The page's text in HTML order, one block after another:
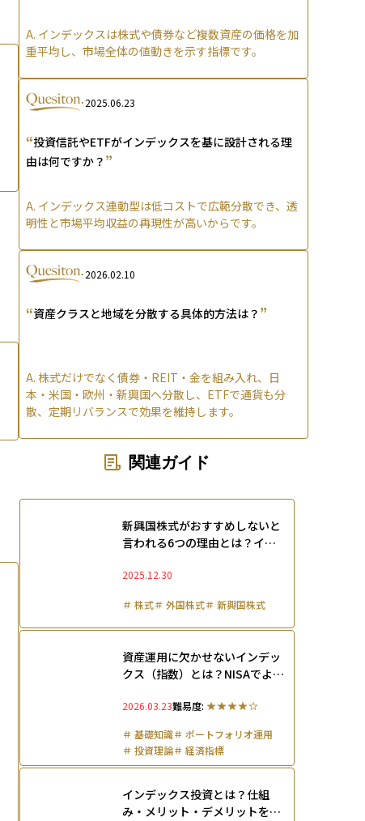
A. インデックスは株式や債券など複数資産の価格を加
重平均し、市場全体の値動きを示す指標です。
2025.06.23
“投資信託やETFがインデックスを基に設計される理
由は何ですか？ ”
A. インデックス連動型は低コストで広範分散でき、透
明性と市場平均収益の再現性が高いからです。
2026.02.10
“資産クラスと地域を分散する具体的方法は？ ”
A. 株式だけでなく債券・REIT・金を組み入れ、日
本・米国・欧州・新興国へ分散し、ETFで通貨も分
散、定期リバランスで効果を維持します。
関連ガイド
新興国株式がおすすめしないと
言われる6つの理由とは？イン
抑える方法と共に徹底解説
2025.12.30
＃株式＃外国株式＃新興国株式
資産運用に欠かせないインデッ
クス（指数）とは？NISAでよく
解説
2026.03.23難易度:
＃基礎知識＃ポートフォリオ運用
＃投資理論＃経済指標
インデックス投資とは？仕組
み・メリット・デメリットをわ